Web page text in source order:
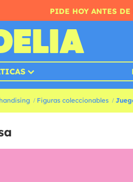
PIDE HOY ANTES
Figuras coleccionables